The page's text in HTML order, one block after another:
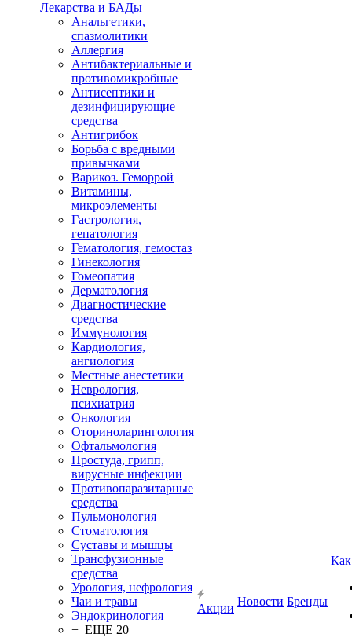
Лекарства и БАДы
Анальгетики,
спазмолитики
Аллергия
Антибактериальные и
противомикробные
Антисептики и
дезинфицирующие
средства
Антигрибок
Борьба с вредными
привычками
Варикоз. Геморрой
Витамины,
микроэлементы
Гастрология,
гепатология
Гематология, гемостаз
Гинекология
Гомеопатия
Дерматология
Диагностические
средства
Иммунология
Кардиология,
ангиология
Местные анестетики
Неврология,
психиатрия
Онкология
Оториноларингология
Офтальмология
Простуда, грипп,
вирусные инфекции
Противопаразитарные
средства
Пульмонология
Стоматология
Суставы и мышцы
Трансфузионные
средства
Урология, нефрология
Чаи и травы
Эндокринология
+ ЕЩЕ 20
Акции
Новости Бренды